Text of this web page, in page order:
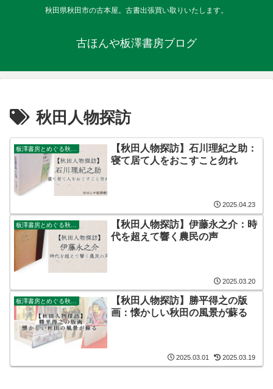
秋田県秋田市の古本屋。古書出張買い取りいたします。
古ほんや板澤書房ブログ
秋田人物探訪
【秋田人物探訪】石川理紀之助：
寝て居て人をおこすこと勿れ
2025.04.23
【秋田人物探訪】伊藤永之介：時
代を超えて響く農民の声
2025.03.20
【秋田人物探訪】勝平得之の版
画：懐かしい秋田の風景が蘇る
2025.03.01 2025.03.19